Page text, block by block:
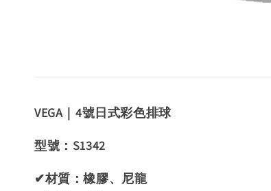
VEGA｜4號日式彩色排球
型號：S1342
✔材質：橡膠、尼龍